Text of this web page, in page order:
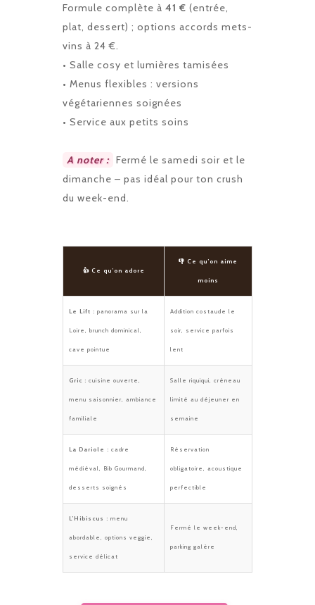
Formule complète à 41 € (entrée,
plat, dessert) ; options accords mets-
vins à 24 €.
• Salle cosy et lumières tamisées
• Menus flexibles : versions
végétariennes soignées
• Service aux petits soins
A noter : Fermé le samedi soir et le
dimanche – pas idéal pour ton crush
du week-end.
👍 Ce qu’on adore
👎 Ce qu’on aime
moins
Le Lift : panorama sur la
Loire, brunch dominical,
cave pointue
Addition costaude le
soir, service parfois
lent
Gric : cuisine ouverte,
menu saisonnier, ambiance
familiale
Salle riquiqui, créneau
limité au déjeuner en
semaine
La Dariole : cadre
médiéval, Bib Gourmand,
desserts soignés
Réservation
obligatoire, acoustique
perfectible
L’Hibiscus : menu
abordable, options veggie,
service délicat
Fermé le week-end,
parking galère